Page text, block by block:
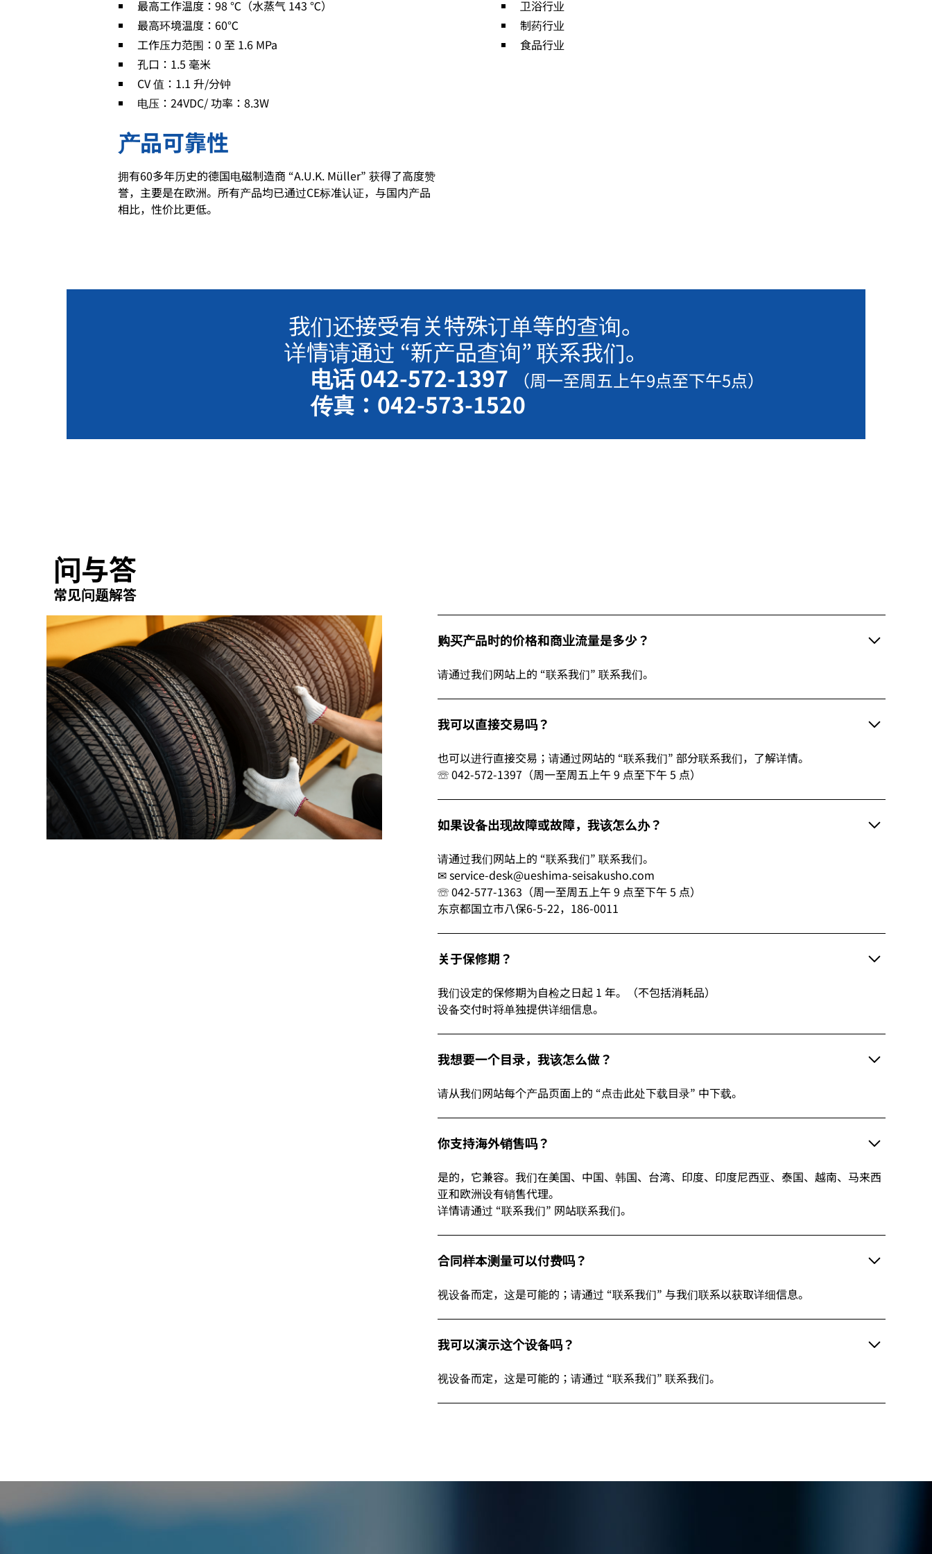
最高工作温度：98 ℃（水蒸气 143 ℃）
最高环境温度：60℃
工作压力范围：0 至 1.6 MPa
孔口：1.5 毫米
CV 值：1.1 升/分钟
电压：24VDC/ 功率：8.3W
产品可靠性
拥有60多年历史的德国电磁制造商 “A.U.K. Müller” 获得了高度赞
誉，主要是在欧洲。所有产品均已通过CE标准认证，与国内产品
相比，性价比更低。
卫浴行业
制药行业
食品行业
我们还接受有关特殊订单等的查询。
详情请通过 “新产品查询” 联系我们。
电话 042-572-1397
（周一至周五上午9点至下午5点）
传真：042-573-1520
问与答
常见问题解答
购买产品时的价格和商业流量是多少？
请通过我们网站上的 “联系我们” 联系我们。
我可以直接交易吗？
也可以进行直接交易；请通过网站的 “联系我们” 部分联系我们，了解详情。
☏ 042-572-1397（周一至周五上午 9 点至下午 5 点）
如果设备出现故障或故障，我该怎么办？
请通过我们网站上的 “联系我们” 联系我们。
✉ service-desk@ueshima-seisakusho.com
☏ 042-577-1363（周一至周五上午 9 点至下午 5 点）
东京都国立市八保6-5-22，186-0011
关于保修期？
我们设定的保修期为自检之日起 1 年。（不包括消耗品）
设备交付时将单独提供详细信息。
我想要一个目录，我该怎么做？
请从我们网站每个产品页面上的 “点击此处下载目录” 中下载。
你支持海外销售吗？
是的，它兼容。我们在美国、中国、韩国、台湾、印度、印度尼西亚、泰国、越南、马来西
亚和欧洲设有销售代理。
详情请通过 “联系我们” 网站联系我们。
合同样本测量可以付费吗？
视设备而定，这是可能的；请通过 “联系我们” 与我们联系以获取详细信息。
我可以演示这个设备吗？
视设备而定，这是可能的；请通过 “联系我们” 联系我们。